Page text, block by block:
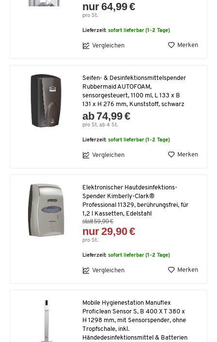
nur 64,99 €
pro St.
Lieferzeit:sofort lieferbar (1-2 Tage)
Vergleichen Merken
Seifen- & Desinfektionsmittelspender
Rubbermaid AUTOFOAM,
sensorgesteuert, 1100 ml, L 133 x B
131 x H 276 mm, Kunststoff, schwarz
ab 74,99 €
pro St. ab 4 St.
Lieferzeit:sofort lieferbar (1-2 Tage)
Vergleichen Merken
Elektronischer Hautdesinfektions-
Spender Kimberly-Clark®
Professional 11329, berührungsfrei, für
1,2 l Kassetten, Edelstahl
statt 59,90 €
nur 29,90 €
pro St.
Lieferzeit:sofort lieferbar (1-2 Tage)
Vergleichen Merken
Mobile Hygienestation Manuflex
Proficlean Sensor S, B 400 X T 380 x
H 1298 mm, mit Sensorspender, ohne
Tropfschale, inkl.
Händedesinfektionsmittel & Batterien